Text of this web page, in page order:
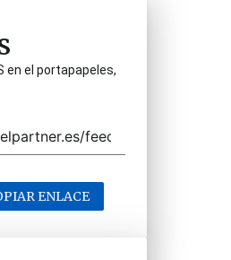
en el portapapeles,
ENLACE